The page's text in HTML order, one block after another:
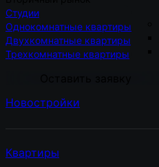
Студии
Однокомнатные квартиры
Двухкомнатные квартиры
Трехкомнатные квартиры
Новостройки
Квартиры